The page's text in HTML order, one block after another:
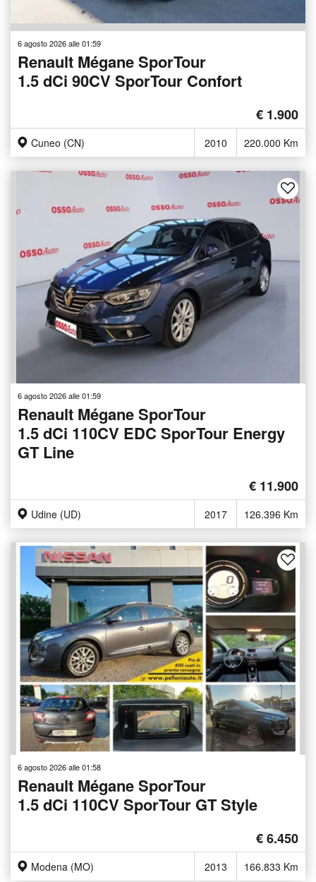
6 agosto 2026 alle 01:59
Renault Mégane SporTour
1.5 dCi 90CV SporTour Confort
€ 1.900
Cuneo (CN) 2010 220.000 Km
6 agosto 2026 alle 01:59
Renault Mégane SporTour
1.5 dCi 110CV EDC SporTour Energy
GT Line
€ 11.900
Udine (UD) 2017 126.396 Km
6 agosto 2026 alle 01:58
Renault Mégane SporTour
1.5 dCi 110CV SporTour GT Style
€ 6.450
Modena (MO) 2013 166.833 Km